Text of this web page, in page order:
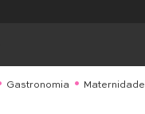
Gastronomia Maternidade